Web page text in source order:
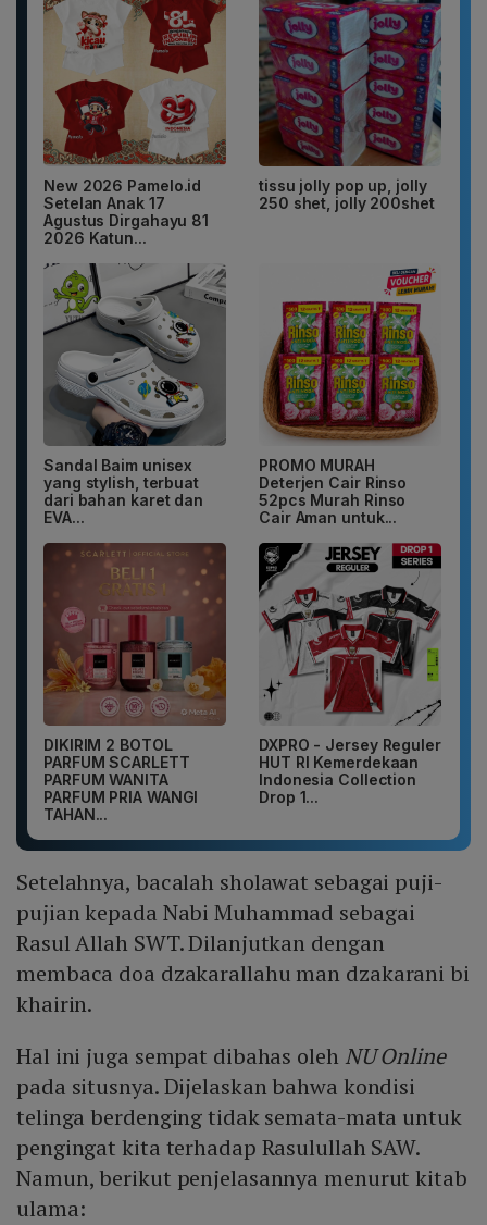
New 2026 Pamelo.id
Setelan Anak 17
Agustus Dirgahayu 81
2026 Katun...
tissu jolly pop up, jolly
250 shet, jolly 200shet
Sandal Baim unisex
yang stylish, terbuat
dari bahan karet dan
EVA...
PROMO MURAH
Deterjen Cair Rinso
52pcs Murah Rinso
Cair Aman untuk...
DIKIRIM 2 BOTOL
PARFUM SCARLETT
PARFUM WANITA
PARFUM PRIA WANGI
TAHAN...
DXPRO - Jersey Reguler
HUT RI Kemerdekaan
Indonesia Collection
Drop 1...
Setelahnya, bacalah sholawat sebagai puji-
pujian kepada Nabi Muhammad sebagai
Rasul Allah SWT. Dilanjutkan dengan
membaca doa dzakarallahu man dzakarani bi
khairin.
Hal ini juga sempat dibahas oleh NU Online
pada situsnya. Dijelaskan bahwa kondisi
telinga berdenging tidak semata-mata untuk
pengingat kita terhadap Rasulullah SAW.
Namun, berikut penjelasannya menurut kitab
ulama: